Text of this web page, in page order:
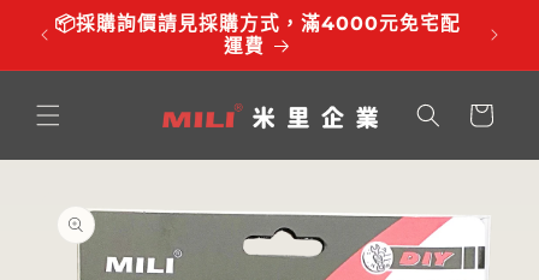
跳至內
容
📦採購詢價請見採購方式，滿4000元免宅配
運費
⏰服
物
品資訊